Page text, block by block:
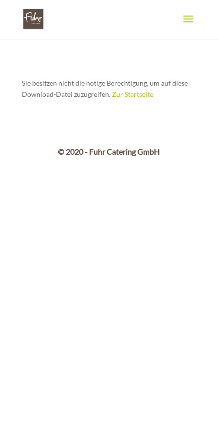
Sie besitzen nicht die nötige Berechtigung, um auf diese
Download-Datei zuzugreifen. Zur Startseite
© 2020 - Fuhr Catering GmbH